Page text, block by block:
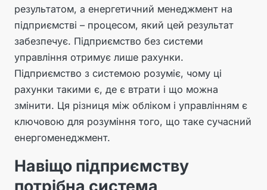
результатом, а енергетичний менеджмент на
підприємстві – процесом, який цей результат
забезпечує. Підприємство без системи
управління отримує лише рахунки.
Підприємство з системою розуміє, чому ці
рахунки такими є, де є втрати і що можна
змінити. Ця різниця між обліком і управлінням є
ключовою для розуміння того, що таке сучасний
енергоменеджмент.
Навіщо підприємству
потрібна система